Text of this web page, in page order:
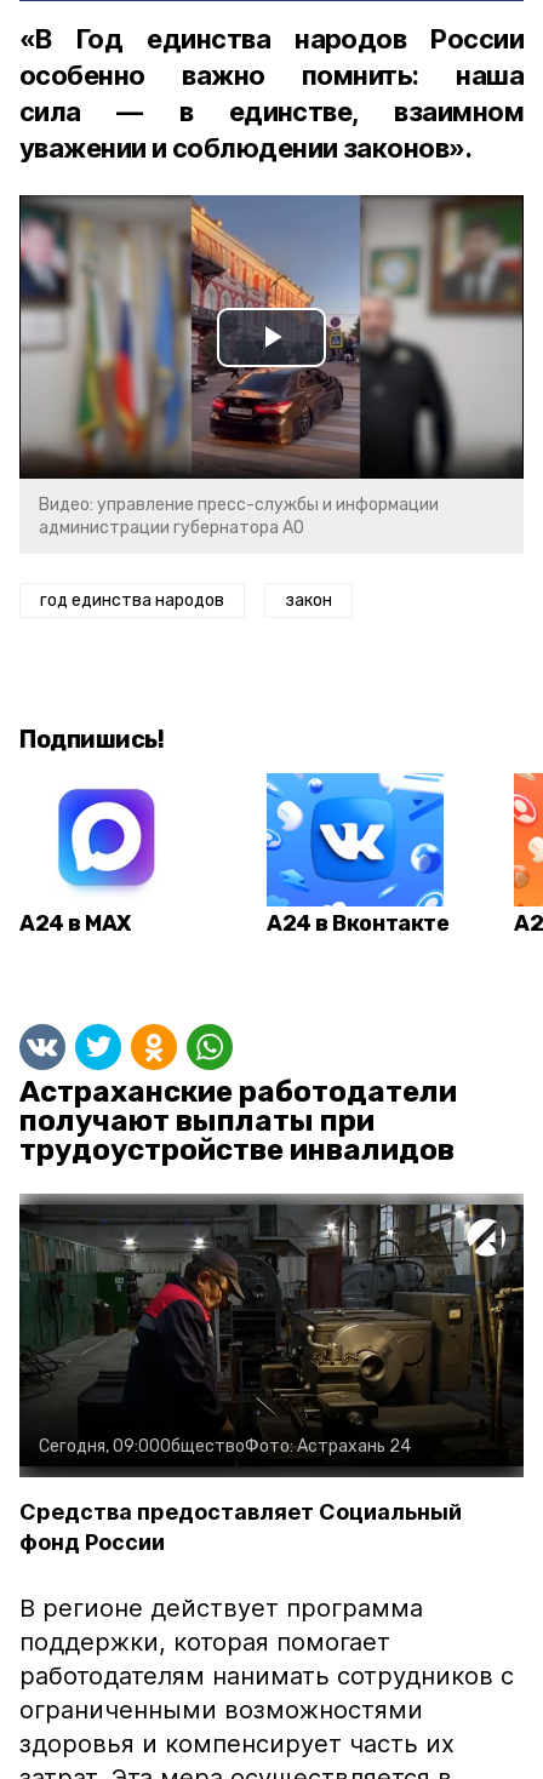
«В Год единства народов России
особенно важно помнить: наша
сила — в единстве, взаимном
уважении и соблюдении законов».
Play
Video
Видео: управление пресс-службы и информации
администрации губернатора АО
год единства народов закон
Подпишись!
А24 в MAX А24 в Вконтакте
Астраханские работодатели
получают выплаты при
трудоустройстве инвалидов
Сегодня, 09:00ОбществоФото:Астрахань 24
Средства предоставляет Социальный
фонд России
В регионе действует программа
поддержки, которая помогает
работодателям нанимать сотрудников с
ограниченными возможностями
здоровья и компенсирует часть их